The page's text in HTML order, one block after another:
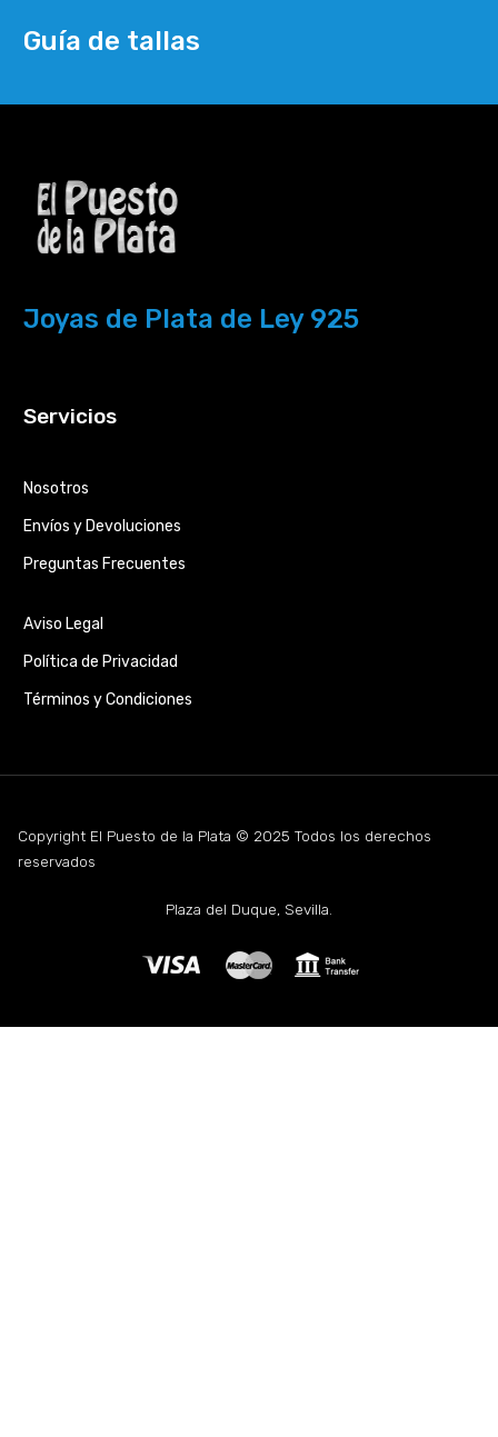
Guía de tallas
Joyas de Plata de Ley 925
Servicios
Nosotros
Envíos y Devoluciones
Preguntas Frecuentes
Aviso Legal
Política de Privacidad
Términos y Condiciones
Copyright El Puesto de la Plata © 2025 Todos los derechos
reservados
Plaza del Duque, Sevilla.